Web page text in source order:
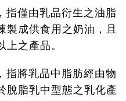
指僅由乳品衍生之油脂
製成供食用之奶油，且
上之產品。
指將乳品中脂肪經由物
脫脂乳中型態之乳化產